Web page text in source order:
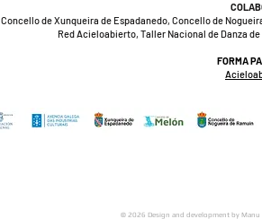
Concello de Xunqueira de Espadanedo, Concello de
Red Acieloabierto, Taller Nacional de Danza
FORMA
© 2026 Design and development by Manu